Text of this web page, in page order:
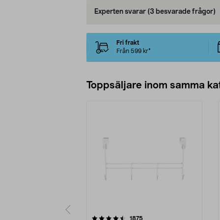
Experten svarar (3 besvarade frågor)
Fri frakt
Från 599 kr*
Toppsäljare inom samma
1875recensioner
4.0 av 5 stjärnor